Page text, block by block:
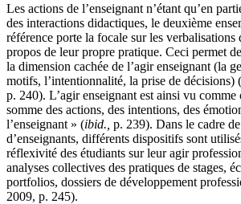
Les actions de l’enseignant n’étant qu’en
des interactions didactiques, le deuxième
référence porte la focale sur les verbalisations
propos de leur propre pratique. Ceci permet
la dimension cachée de l’agir enseignant (la
motifs, l’intentionnalité, la prise de décisions)
p. 240). L’agir enseignant est ainsi vu
somme des actions, des intentions, des
l’enseignant » (ibid., p. 239). Dans le cadre
d’enseignants, différents dispositifs sont
réflexivité des étudiants sur leur agir
analyses collectives des pratiques de stages,
portfolios, dossiers de développement
2009, p. 245).